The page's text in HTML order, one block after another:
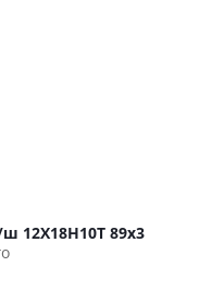
12Х18Н10Т 89х3